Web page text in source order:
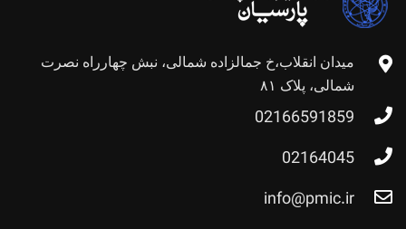
میدان انقلاب،خ جمالزاده شمالی، نبش چهارراه نصرت
شمالی، پلاک ۸۱
02166591859
02164045
info@pmic.ir